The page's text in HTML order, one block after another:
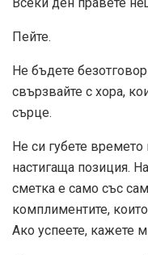
Пейте.
Не бъдете
свързвайте с хора,
сърце.
Не си губете
настигаща позиция.
сметка е само със
комплиментите,
Ако успеете, кажете